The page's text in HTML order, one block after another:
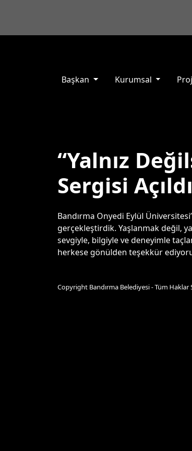
Başkan Kurumsal
“Yalnız
Sergisi Açıldı
Bandırma Onyedi Eylül
gerçekleştirdik. Yaşlanmak değil,
sevgiyle, bilgiyle ve deneyimle
herkese gönülden teşekkür
Copyright Bandırma Belediyesi - Tüm Haklar